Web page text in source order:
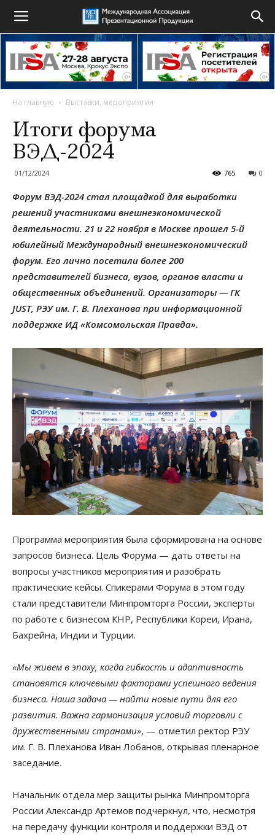
На главную Выставки, мероприятия
Итоги форума
ВЭД-2024
01/12/2024 0
765
Форум ВЭД-2024 стал площадкой для выработки
решений участниками внешнеэкономической
деятельности. 21 и 22 ноября в Москве прошел 5-й
юбилейный Международный внешнеэкономический
форум. Его лично посетили более 200
представителей бизнеса, вузов, органов власти и
общественных объединений. Организаторы — ГК
JUST, РЭУ им. Г. В. Плеханова при информационной
поддержке ИД «Комсомольская Правда».
Программа мероприятия была сформирована на основе
запросов бизнеса. Цель Форума — дать ответы на
вопросы участников мероприятия и разобрать
практические кейсы. Спикерами Форума в этом году
стали представители Минпромторга России, эксперты
по работе с бизнесом КНР, Республики Кореи, Ирана,
Бахрейна, Индии и Турции.
«Мы живем в эпоху, когда гибкость и адаптивность
становятся ключевыми факторами успешного ведения
бизнеса. Наша задача — найти новые пути для его
развития. Важна гармонизация условий торговли с
дружественными странами», — отметил ректор РЭУ
им. Г. В. Плеханова Иван Лобанов, открывая пленарное
заседание.
Начальник отдела мер защиты рынка Минпромторга
России Александр Артемов подчеркнул, что, несмотря
на передачу функции контроля и поддержки ВЭД от